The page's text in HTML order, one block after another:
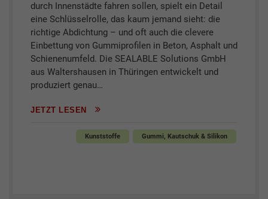
durch Innenstädte fahren sollen, spielt ein Detail
eine Schlüsselrolle, das kaum jemand sieht: die
richtige Abdichtung – und oft auch die clevere
Einbettung von Gummiprofilen in Beton, Asphalt und
Schienenumfeld. Die SEALABLE Solutions GmbH
aus Waltershausen in Thüringen entwickelt und
produziert genau…
JETZT LESEN
Kunststoffe Gummi, Kautschuk & Silikon